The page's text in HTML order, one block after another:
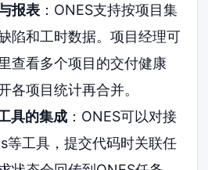
报表：ONES支持按项目集
陷和工时数据。项目经理可
查看多个项目的交付健康
各项目统计再合并。
具的集成：ONES可以对接
工具，提交代码时关联任